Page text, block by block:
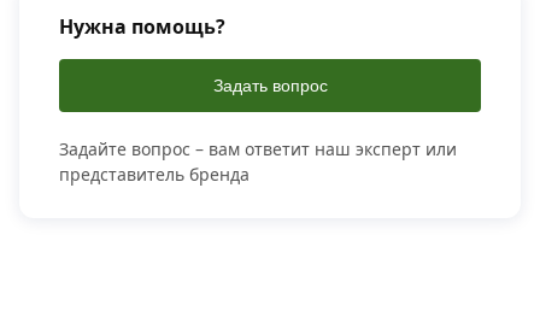
Нужна помощь?
Задать вопрос
Задайте вопрос – вам ответит наш эксперт или
представитель бренда